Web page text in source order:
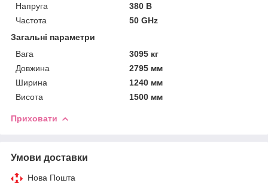
Напруга
380 В
Частота
50 GHz
Загальні параметри
Вага
3095 кг
Довжина
2795 мм
Ширина
1240 мм
Висота
1500 мм
Приховати
Умови доставки
Нова Пошта